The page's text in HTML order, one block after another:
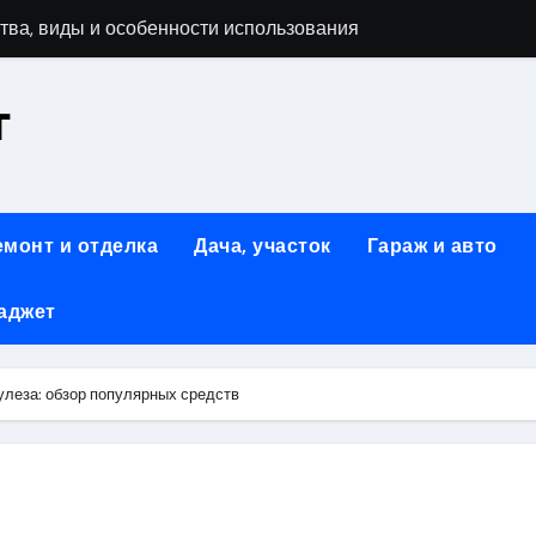
виды и особенности использования
помощник при ремонтных работах
к Успешному Реализации Ваших Идей
и практичность
Дома: Экологичность и Практичность
и отделка Дача, участок Гараж и авто
обзор популярных средств